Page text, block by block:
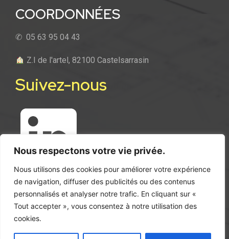
Nous respectons votre vie privée.
Nous utilisons des cookies pour améliorer votre expérience
de navigation, diffuser des publicités ou des contenus
personnalisés et analyser notre trafic. En cliquant sur «
Tout accepter », vous consentez à notre utilisation des
cookies.
COORDONNÉES
✆ 05 63 95 04 43
Z.I de l'artel, 82100 Castelsarrasin
Suivez-nous
NOUS
RECRUTONS